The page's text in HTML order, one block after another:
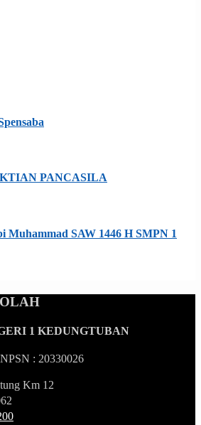
PANCASILA
Muhammad SAW 1446 H SMPN 1
1 KEDUNGTUBAN
NPSN : 20330026
Km 12